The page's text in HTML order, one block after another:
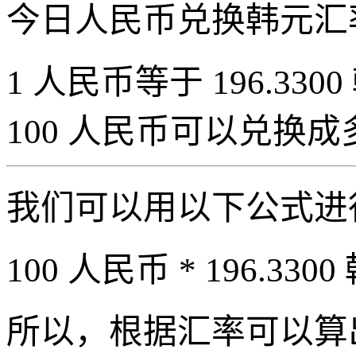
今日人民币兑换韩元
1 人民币等于
100 人民币可以兑换成
我们可以用以下公式
100 人民币 * 196.3300
所以，根据汇率可以